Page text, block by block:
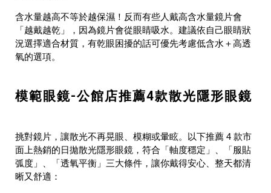
含水量越高不等於越保濕！反而有些人戴高含水量鏡片會
「越戴越乾」，因為鏡片會從眼睛吸水。建議依自己眼睛狀
況選擇適合材質，有乾眼困擾的話可優先考慮低含水＋高透
氧的選項。
模範眼鏡-公館店推薦4款散光隱形眼鏡
挑對鏡片，讓散光不再晃眼、模糊或暈眩。以下推薦 4 款市
面上熱銷的日拋散光隱形眼鏡，符合「軸度穩定」、「服貼
弧度」、「透氧平衡」三大條件，讓你戴得安心、整天都清
晰又舒適：